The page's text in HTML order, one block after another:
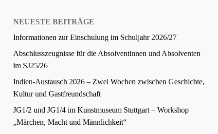
NEUESTE BEITRÄGE
Informationen zur Einschulung im Schuljahr 2026/27
Abschlusszeugnisse für die Absolventinnen und Absolventen
im SJ25/26
Indien-Austausch 2026 – Zwei Wochen zwischen Geschichte,
Kultur und Gastfreundschaft
JG1/2 und JG1/4 im Kunstmuseum Stuttgart – Workshop
„Märchen, Macht und Männlichkeit“